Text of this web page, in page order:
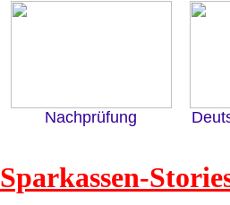
Nachprüfung
Sparkassen-